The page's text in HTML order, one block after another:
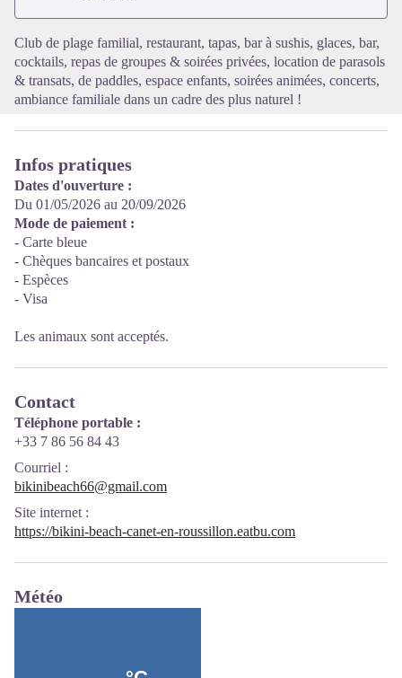
Club de plage familial, restaurant, tapas, bar à sushis, glaces, bar,
cocktails, repas de groupes & soirées privées, location de parasols
& transats, de paddles, espace enfants, soirées animées, concerts,
ambiance familiale dans un cadre des plus naturel !
Infos pratiques
Dates d'ouverture :
Du 01/05/2026 au 20/09/2026
Mode de paiement :
- Carte bleue
- Chèques bancaires et postaux
- Espèces
- Visa
Les animaux sont acceptés.
Contact
Téléphone portable :
+33 7 86 56 84 43
Courriel :
bikinibeach66@gmail.com
Site internet :
https://bikini-beach-canet-en-roussillon.eatbu.com
Météo